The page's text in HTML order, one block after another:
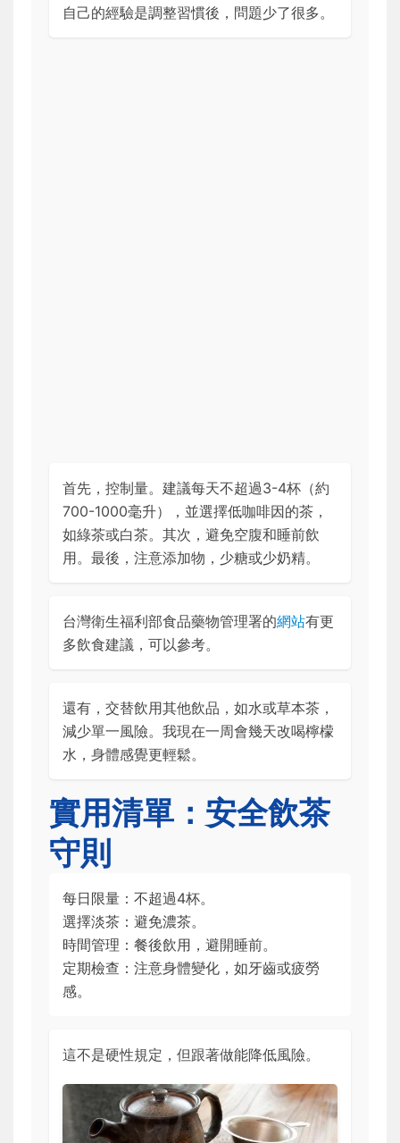
自己的經驗是調整習慣後，問題少了很多。
首先，控制量。建議每天不超過3-4杯（約
700-1000毫升），並選擇低咖啡因的茶，
如綠茶或白茶。其次，避免空腹和睡前飲
用。最後，注意添加物，少糖或少奶精。
台灣衛生福利部食品藥物管理署的網站有更
多飲食建議，可以參考。
還有，交替飲用其他飲品，如水或草本茶，
減少單一風險。我現在一周會幾天改喝檸檬
水，身體感覺更輕鬆。
實用清單：安全飲茶
守則
每日限量：不超過4杯。
選擇淡茶：避免濃茶。
時間管理：餐後飲用，避開睡前。
定期檢查：注意身體變化，如牙齒或疲勞
感。
這不是硬性規定，但跟著做能降低風險。